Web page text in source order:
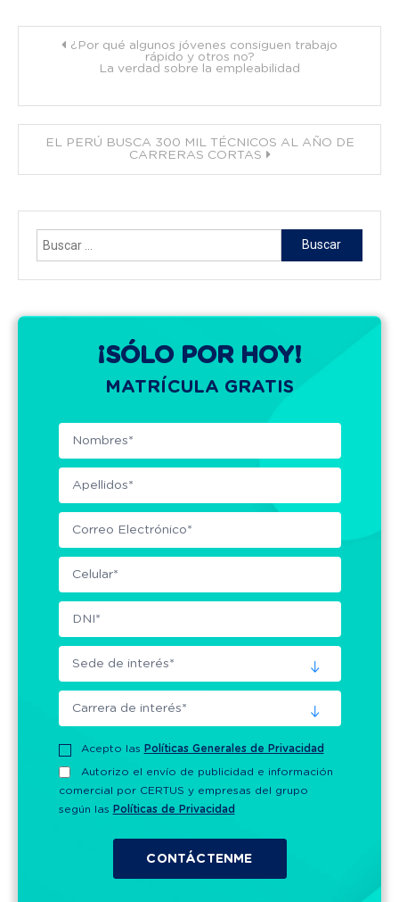
Navegación
entradas
¿Por qué algunos jóvenes consiguen trabajo
rápido y otros no?
La verdad sobre la empleabilidad
EL PERÚ BUSCA 300 MIL TÉCNICOS AL AÑO DE
CARRERAS CORTAS
Buscar:
¡SÓLO POR HOY!
MATRÍCULA GRATIS
Acepto las Políticas Generales de Privacidad
Autorizo el envío de publicidad e información
comercial por CERTUS y empresas del grupo
según las Políticas de Privacidad